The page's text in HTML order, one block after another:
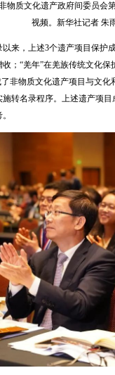
物质文化遗产政府间委员会
视频。新华社记者 朱
来，上述3个遗产项目保
；“羌年”在羌族传统文化
非物质文化遗产项目与文
转名录程序。上述遗产项